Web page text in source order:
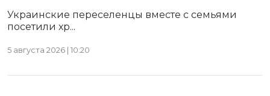
Украинские переселенцы вместе с семьями
посетили хр...
5 августа 2026 | 10:20